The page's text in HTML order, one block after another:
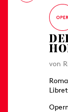
von